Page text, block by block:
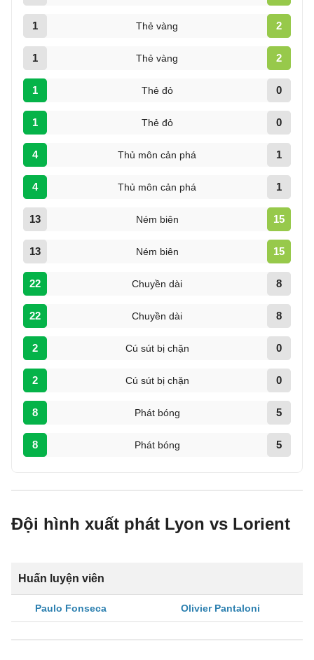
1 Thẻ vàng 2
1 Thẻ vàng 2
1 Thẻ đỏ 0
1 Thẻ đỏ 0
4 Thủ môn cản phá 1
4 Thủ môn cản phá 1
13 Ném biên 15
13 Ném biên 15
22 Chuyền dài 8
22 Chuyền dài 8
2 Cú sút bị chặn 0
2 Cú sút bị chặn 0
8 Phát bóng 5
8 Phát bóng 5
Đội hình xuất phát Lyon vs Lorient
Huấn luyện viên
Paulo Fonseca Olivier Pantaloni